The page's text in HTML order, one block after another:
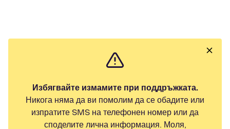
Избягвайте измамите при поддръжката.
Никога няма да ви помолим да се обадите или
изпратите SMS на телефонен номер или да
споделите лична информация. Моля,